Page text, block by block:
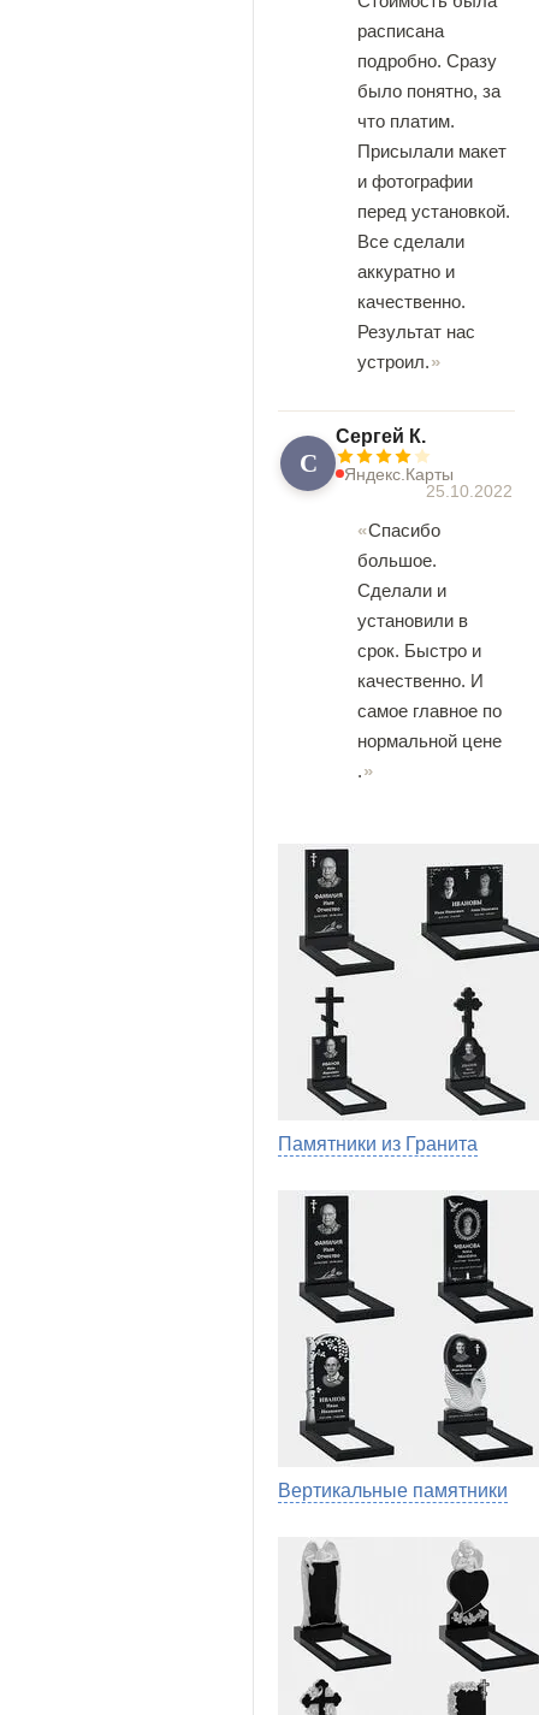
расписана
подробно. Сразу
было понятно, за
что платим.
Присылали макет
и фотографии
перед установкой.
Все сделали
аккуратно и
качественно.
Результат нас
устроил.
С
Сергей К.
Яндекс.Карты
25.10.2022
Спасибо
большое.
Сделали и
установили в
срок. Быстро и
качественно. И
самое главное по
нормальной цене
.
Памятники из Гранита
Вертикальные памятники